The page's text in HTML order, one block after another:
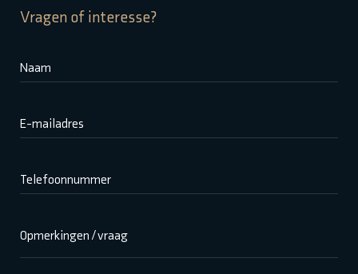
Vragen of interesse?
Naam
E-mailadres
Telefoonnummer
Opmerkingen / vraag